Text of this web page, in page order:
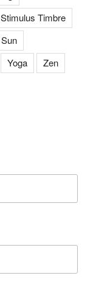
Stimulus Timbre
Sun
Yoga
Zen